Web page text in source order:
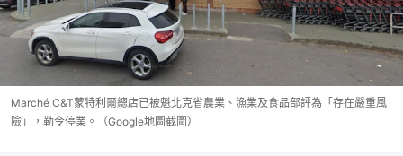
Marché C&T蒙特利爾總店已被魁北克省農業、漁業及食品部評為「存在嚴重風
險」，勒令停業。（Google地圖截圖）